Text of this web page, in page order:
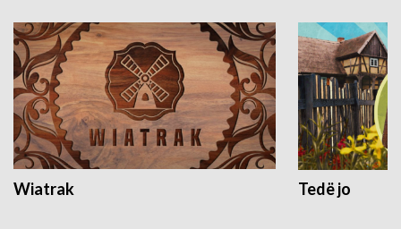
Wiatrak Tedë jo